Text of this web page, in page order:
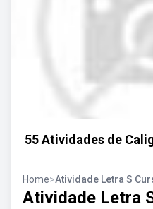
55 Atividades de
Home>Atividade Letra S
Atividade Letra